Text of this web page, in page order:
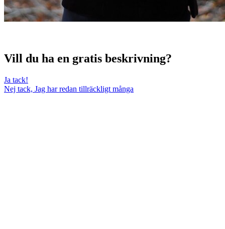
Vill du ha en gratis beskrivning?
Ja tack!
Nej tack, Jag har redan tillräckligt många